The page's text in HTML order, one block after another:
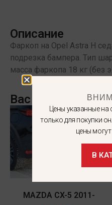
Описание
Фаркоп на Opel Astra H
подрезка бампера. Тип
масса фаркопа 18 кг (без
Вас может
MAZDA CX-5 2011-
Цены указанные на
только для покупки
цены
В